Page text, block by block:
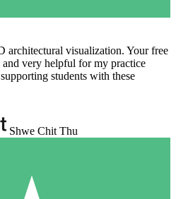
architectural visualization. Your free
very helpful for my practice
students with these
Shwe Chit Thu